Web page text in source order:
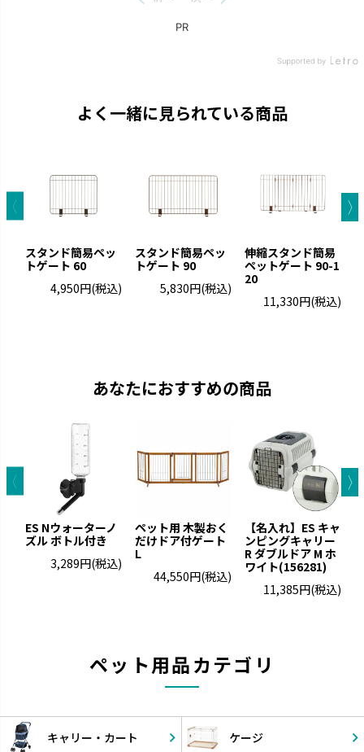
よく一緒に見られている商品
スタンド簡易ペッ
トゲート 60
4,950円(税込)
スタンド簡易ペッ
トゲート 90
5,830円(税込)
伸縮スタンド簡易
ペットゲート 90-1
20
11,330円(税込)
あなたにおすすめの商品
ES Nウォーターノ
ズル ボトル付き
3,289円(税込)
ペット用 木製おく
だけドア付ゲート
L
44,550円(税込)
【名入れ】ES キャ
ンピングキャリー
R ダブルドア M ホ
ワイト(156281)
11,385円(税込)
ペット用品カテゴリ
キャリー・ カート ケージ